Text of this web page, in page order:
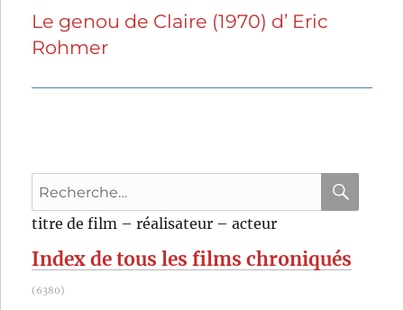
Publication
suivante :
Le genou de Claire (1970) d’ Eric
Rohmer
Recherche
pour
:
titre de film – réalisateur – acteur
Index de tous les films chroniqués
(6380)